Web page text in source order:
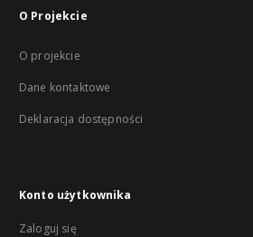
O Projekcie
O projekcie
Dane kontaktowe
Deklaracja dostępności
Konto użytkownika
Zaloguj się